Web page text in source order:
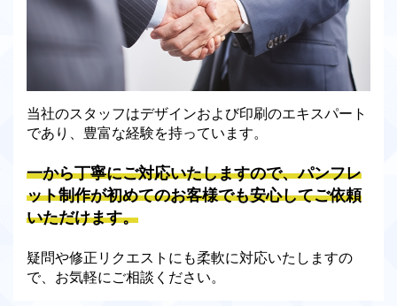
当社のスタッフはデザインおよび印刷のエキスパート
であり、豊富な経験を持っています。
一から丁寧にご対応いたしますので、パンフレ
ット制作が初めてのお客様でも安心してご依頼
いただけます。
疑問や修正リクエストにも柔軟に対応いたしますの
で、お気軽にご相談ください。